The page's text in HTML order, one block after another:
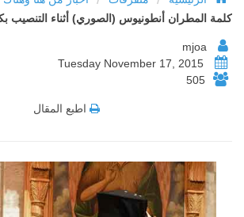
كلمة المطران أنطونيوس (الصوري) أثناء التنصيب
505
اطبع المقال